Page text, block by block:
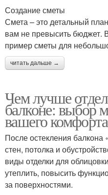
Создание сметы
Смета – это детальный
вам не превысить бюджет.
пример сметы для
читать дальше →
Чем лучше
балконе: выбор
вашего комфорта
После остекления балкона
стен, потолка и
виды отделки для
утеплить, повысить
за поверхностями.